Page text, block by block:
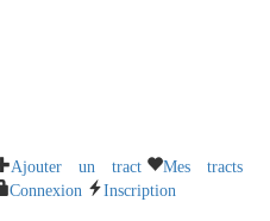
Ajouter un tract
Mes tracts
Connexion
Inscription